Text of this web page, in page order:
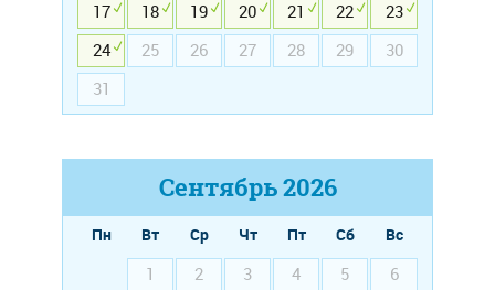
17
18 19 20 21 22
23
24
25 26 27 28 29
30
31
Сентябрь2026
Пн Вт Ср Чт Пт Сб
Вс
1
2 3 4 5
6